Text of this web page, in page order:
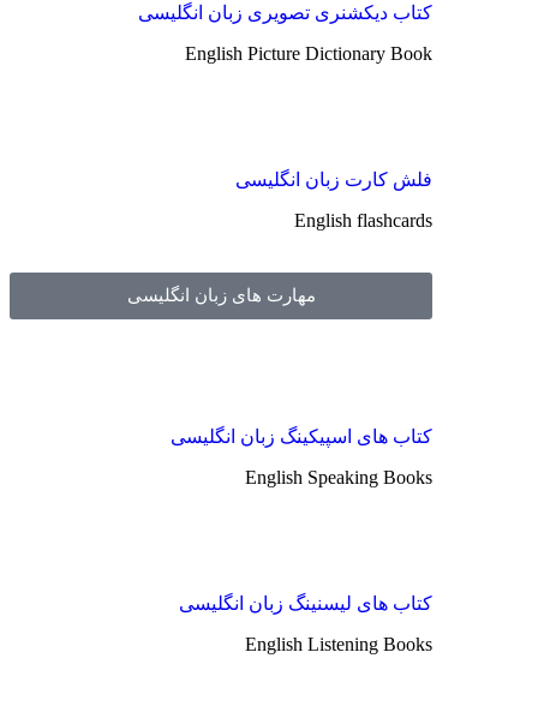
کتاب دیکشنری تصویری زبان انگلیسی
English Picture Dictionary Book
فلش کارت زبان انگلیسی
English flashcards
مهارت های زبان انگلیسی
کتاب های اسپیکینگ زبان انگلیسی
English Speaking Books
کتاب های لیسنینگ زبان انگلیسی
English Listening Books